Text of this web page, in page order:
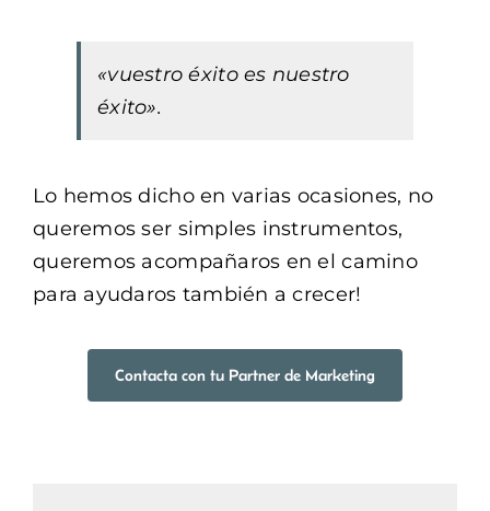
«vuestro éxito es nuestro
éxito».
Lo hemos dicho en varias ocasiones, no
queremos ser simples instrumentos,
queremos acompañaros en el camino
para ayudaros también a crecer!
Contacta con tu Partner de Marketing